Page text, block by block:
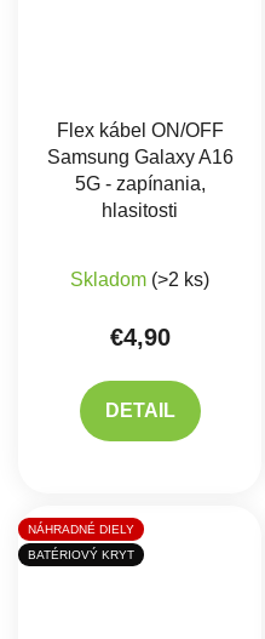
Flex kábel ON/OFF
Samsung Galaxy A16
5G - zapínania,
hlasitosti
Skladom (>2 ks)
€4,90
DETAIL
NÁHRADNÉ DIELY
BATÉRIOVÝ KRYT